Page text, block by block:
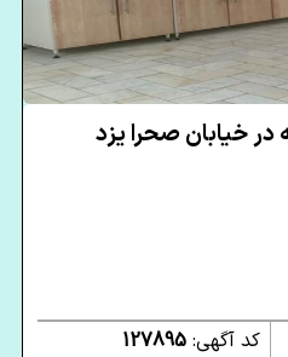
کد آگهی: 127895